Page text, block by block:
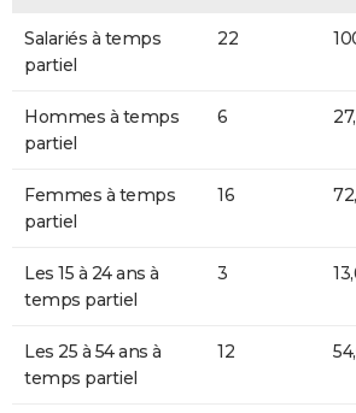
Salariés à temps
partiel
22
Hommes à temps
partiel
6
Femmes à temps
partiel
16
Les 15 à 24 ans à
temps partiel
3
Les 25 à 54 ans à
temps partiel
12